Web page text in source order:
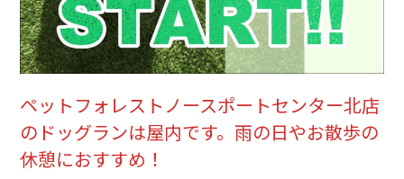
ペットフォレストノースポートセンター北店
のドッグランは屋内です。雨の日やお散歩の
休憩におすすめ！